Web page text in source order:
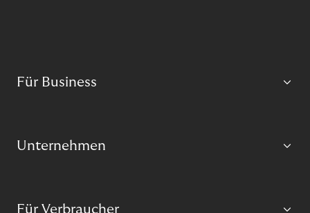
Für Business
Unternehmen
Für Verbraucher